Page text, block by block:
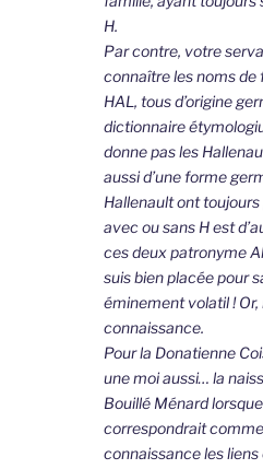
H.
Par contre, votre
connaître les noms
HAL, tous d’origine
dictionnaire
donne pas les
aussi d’une forme
Hallenault ont
avec ou sans H est
ces deux patronyme
suis bien placée pour
éminement volatil !
connaissance.
Pour la Donatienne
une moi aussi… la
Bouillé Ménard
correspondrait
connaissance les